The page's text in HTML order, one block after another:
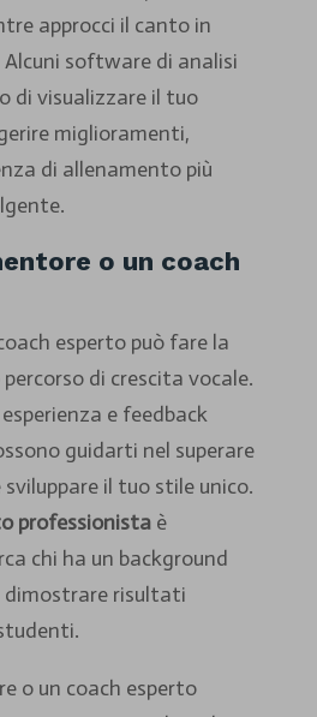
approcci il canto in
software di analisi
di visualizzare il tuo
miglioramenti,
di allenamento più
o un coach
esperto può fare la
di crescita vocale.
e feedback
guidarti nel superare
il tuo stile unico.
professionistaè
chi ha un background
dimostrare risultati
o un coach esperto